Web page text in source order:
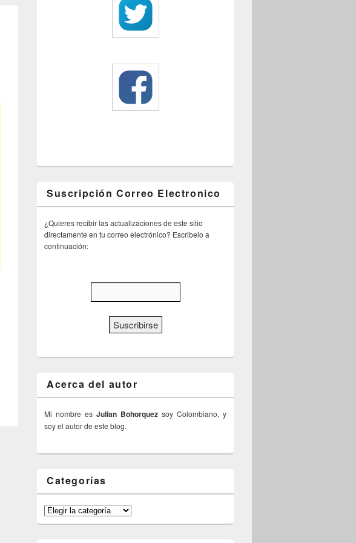
Suscripción Correo Electronico
¿Quieres recibir las actualizaciones de este sitio
directamente en tu correo electrónico? Escribelo a
continuación:
Acerca del autor
Mi nombre es Julian Bohorquez soy Colombiano, y
soy el autor de este blog.
Categorías
Categorías